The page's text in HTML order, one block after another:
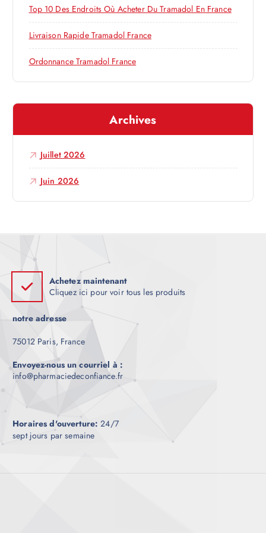
r
t
i
:Top 10 Des Endroits Où Acheter Du Tramadol En France
Livraison Rapide Tramadol France
Ordonnance Tramadol France
Archives
Juillet 2026
Juin 2026
Achetez maintenant
Cliquez ici pour voir tous les produits
notre adresse
75012 Paris, France
Envoyez-nous un courriel à :
info@pharmaciedeconfiance.fr
Horaires d'ouverture: 24/7
sept jours par semaine